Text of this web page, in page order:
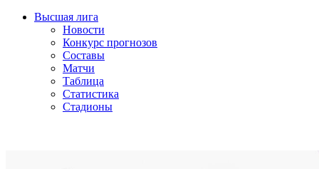
Высшая лига
Новости
Конкурс прогнозов
Составы
Матчи
Таблица
Статистика
Стадионы